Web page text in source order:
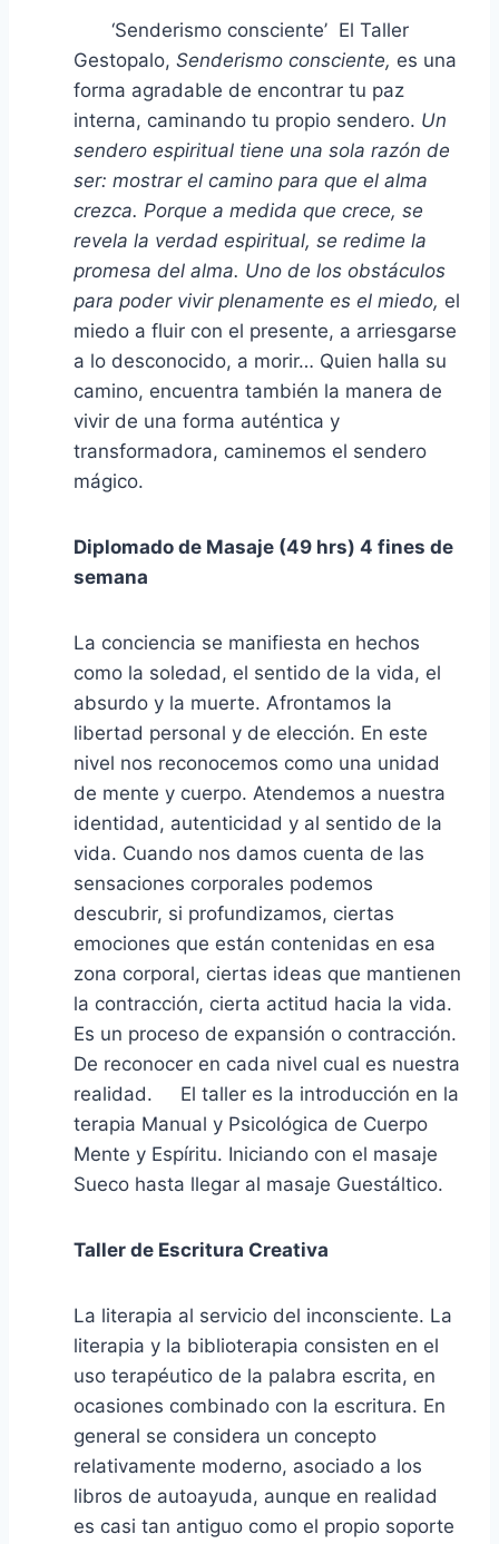
‘Senderismo consciente’ El Taller
Gestopalo, Senderismo consciente, es una
forma agradable de encontrar tu paz
interna, caminando tu propio sendero. Un
sendero espiritual tiene una sola razón de
ser: mostrar el camino para que el alma
crezca. Porque a medida que crece, se
revela la verdad espiritual, se redime la
promesa del alma. Uno de los obstáculos
para poder vivir plenamente es el miedo, el
miedo a fluir con el presente, a arriesgarse
a lo desconocido, a morir… Quien halla su
camino, encuentra también la manera de
vivir de una forma auténtica y
transformadora, caminemos el sendero
mágico.
Diplomado de Masaje (49 hrs) 4 fines de
semana
La conciencia se manifiesta en hechos
como la soledad, el sentido de la vida, el
absurdo y la muerte. Afrontamos la
libertad personal y de elección. En este
nivel nos reconocemos como una unidad
de mente y cuerpo. Atendemos a nuestra
identidad, autenticidad y al sentido de la
vida. Cuando nos damos cuenta de las
sensaciones corporales podemos
descubrir, si profundizamos, ciertas
emociones que están contenidas en esa
zona corporal, ciertas ideas que mantienen
la contracción, cierta actitud hacia la vida.
Es un proceso de expansión o contracción.
De reconocer en cada nivel cual es nuestra
realidad. El taller es la introducción en la
terapia Manual y Psicológica de Cuerpo
Mente y Espíritu. Iniciando con el masaje
Sueco hasta llegar al masaje Guestáltico.
Taller de Escritura Creativa
La literapia al servicio del inconsciente. La
literapia y la biblioterapia consisten en el
uso terapéutico de la palabra escrita, en
ocasiones combinado con la escritura. En
general se considera un concepto
relativamente moderno, asociado a los
libros de autoayuda, aunque en realidad
es casi tan antiguo como el propio soporte